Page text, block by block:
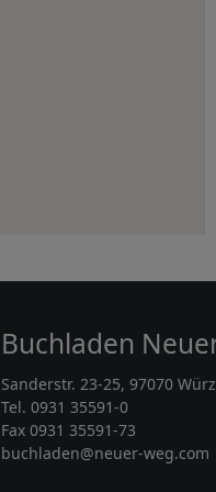
Buchladen
Sanderstr. 23-25, 97070
Tel. 0931 35591-0
Fax 0931 35591-73
buchladen@neuer-weg.com